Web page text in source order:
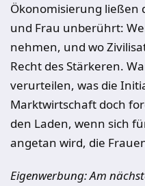
Ökonomisierung ließen
und Frau unberührt:
nehmen, und wo
Recht des Stärkeren.
verurteilen, was die
Marktwirtschaft doch
den Laden, wenn sich
angetan wird, die
Eigenwerbung: Am